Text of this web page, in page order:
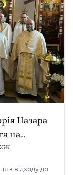
Назара
на
з відходу до